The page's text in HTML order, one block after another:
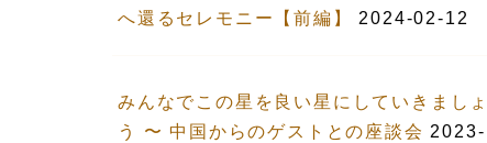
へ還るセレモニー【前編】
2024-02-12
みんなでこの星を良い星にしていきましょ
う 〜 中国からのゲストとの座談会 2023-